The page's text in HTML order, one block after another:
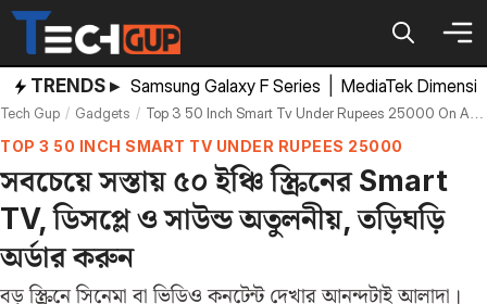
Skip
content
TRENDS ▸ Samsung Galaxy F Series MediaTek
Tech Gup Gadgets Top 3 50 Inch Smart Tv Under Rupees 25000 On Amazon India Check Price Offer
TOP 3 50 INCH SMART TV UNDER RUPEES 25000
সবচেয়ে সস্তায় ৫০ ইঞ্চি স্ক্রিনের Smart
TV, ডিসপ্লে ও সাউন্ড অতুলনীয়, তড়িঘড়ি
অর্ডার করুন
বড় স্ক্রিনে সিনেমা বা ভিডিও কনটেন্ট দেখার আনন্দটাই আলাদা।